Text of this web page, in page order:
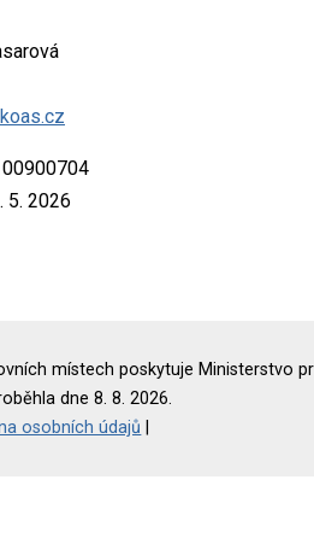
5. 2026
místech poskytuje Ministerstvo
dne 8. 8. 2026.
osobních údajů